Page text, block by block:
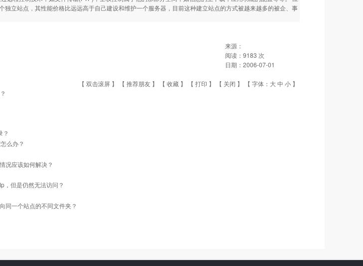
独立站点，其性能价格比远远高于自己建设和维护一个服务器，目前这种建立站点的方式被越来越多的被企、事
来源：
阅读： 9183 次
日期： 2006-07-01
【 双击滚屏 】 【 推荐朋友 】 【 收藏 】 【 打印 】 【 关闭 】 【 字体： 大中 小 】
？
么办？
况应该如何解决？
，但是仍然无法访问？
同一个站点的不同文件夹？